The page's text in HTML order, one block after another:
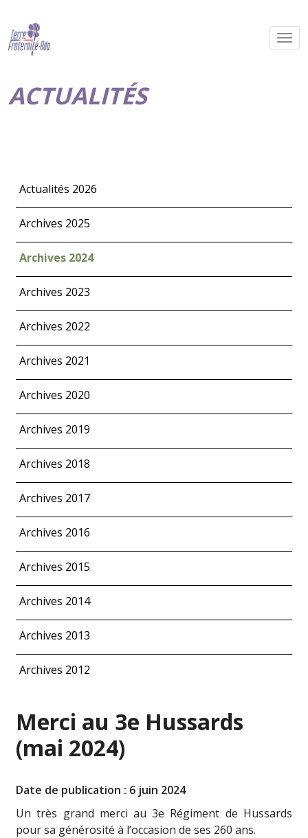
ACTUALITÉS
Actualités 2026
Archives 2025
Archives 2024
Archives 2023
Archives 2022
Archives 2021
Archives 2020
Archives 2019
Archives 2018
Archives 2017
Archives 2016
Archives 2015
Archives 2014
Archives 2013
Archives 2012
Merci au 3e Hussards
(mai 2024)
Date de publication : 6 juin 2024
Un très grand merci au3e Régiment de Hussards
pour sa générosité à l’occasion de ses 260 ans.